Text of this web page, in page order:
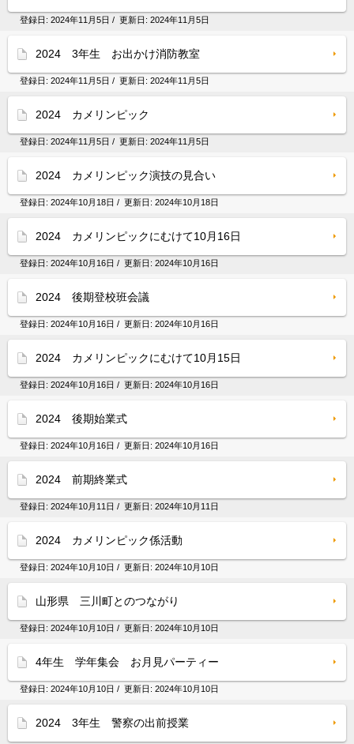
登録日: 2024年11月5日 / 更新日: 2024年11月5日
2024 3年生 お出かけ消防教室
登録日: 2024年11月5日 / 更新日: 2024年11月5日
2024 カメリンピック
登録日: 2024年11月5日 / 更新日: 2024年11月5日
2024 カメリンピック演技の見合い
登録日: 2024年10月18日 / 更新日: 2024年10月18日
2024 カメリンピックにむけて10月16日
登録日: 2024年10月16日 / 更新日: 2024年10月16日
2024 後期登校班会議
登録日: 2024年10月16日 / 更新日: 2024年10月16日
2024 カメリンピックにむけて10月15日
登録日: 2024年10月16日 / 更新日: 2024年10月16日
2024 後期始業式
登録日: 2024年10月16日 / 更新日: 2024年10月16日
2024 前期終業式
登録日: 2024年10月11日 / 更新日: 2024年10月11日
2024 カメリンピック係活動
登録日: 2024年10月10日 / 更新日: 2024年10月10日
山形県 三川町とのつながり
登録日: 2024年10月10日 / 更新日: 2024年10月10日
4年生 学年集会 お月見パーティー
登録日: 2024年10月10日 / 更新日: 2024年10月10日
2024 3年生 警察の出前授業